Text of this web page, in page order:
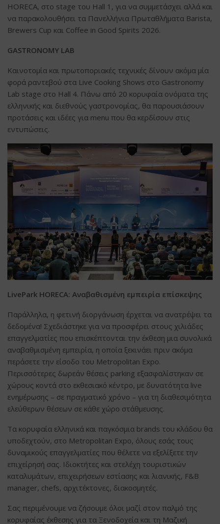
HORECA, στο stage του Hall 1, για να συμμετάσχει αλλά και
να παρακολουθήσει τα Πανελλήνια Πρωταθλήματα Barista,
Brewers Cup και Coffee in Good Spirits 2026.
GASTRONOMY LAB
Καινοτομία και πρωτοποριακές τεχνικές δίνουν ακόμα μία
φορά ραντεβού στα Live Cooking Shows στο Gastronomy
Lab stage στο Hall 4. Πάνω από 20 κορυφαία ονόματα της
ελληνικής και διεθνούς γαστρονομίας, θα παρουσιάσουν
προτάσεις και ιδέες για menu που θα κερδίσουν στις
εντυπώσεις.
LivePark HORECA: Αναβαθισμένη εμπειρία επίσκεψης
Παράλληλα, η φετινή διοργάνωση έρχεται να ανατρέψει τα
δεδομένα! Σχεδιάστηκε για να προσφέρει στους χιλιάδες
επαγγελματίες που επισκέπτονται την έκθεση μια συνολικά
αναβαθμισμένη εμπειρία, η οποία ξεκινάει πριν ακόμα
περάσετε την είσοδο του Metropolitan Expo.
Περισσότερες δωρεάν θέσεις parking εξασφαλίστηκαν σε
χώρους κοντά στο εκθεσιακό κέντρο, με δυνατότητα live
ενημέρωσης – σε πραγματικό χρόνο – για τη διαθεσιμότητα
ελεύθερων θέσεων σε κάθε χώρο στάθμευσης.
Τα κορυφαία ελληνικά και παγκόσμια brands του κλάδου θα
υποδεχτούν, στο Metropolitan Expo, όλους εσάς τους
δυναμικούς επαγγελματίες που θέλετε να εξελίξετε την
επιχείρησή σας. Ιδιοκτήτες και στελέχη τουριστικών
καταλυμάτων, επιχειρήσεων εστίασης και λιανικής, F&B
manager, chefs, αρχιτέκτονες, διακοσμητές.
Σας περιμένουμε να ζήσουμε όλοι μαζί στον παλμό της
κορυφαίας έκθεσης για τα Ξενοδοχεία και τη Μαζική